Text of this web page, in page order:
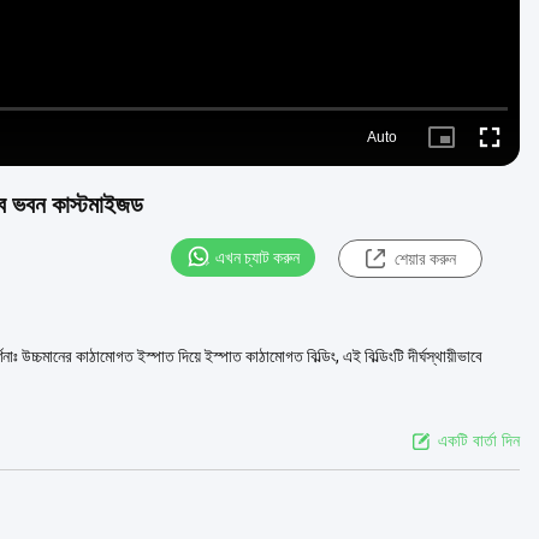
Auto
Picture- Fullscreen
ভবন কাস্টমাইজড
এখন চ্যাট করুন শেয়ার করুন
উচ্চমানের কাঠামোগত ইস্পাত দিয়ে ইস্পাত কাঠামোগত বিল্ডিং, এই বিল্ডিংটি দীর্ঘস্থায়ীভাবে
একটি বার্তা দিন